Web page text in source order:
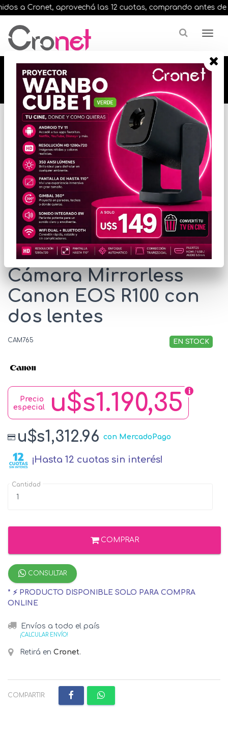
a Cronet, aprovechá las 12 cuotas, comprando antes de
🔥🔥🔥 12 cuotas, en todos nuestros artículos,
comprando antes de las 13 hrs. envíos en el
día 🔥🔥🔥
Inicio VIDEO CAMARAS DIGITALES
* Las imágenes se exhiben con fines ilustrativos.
Cámara Mirrorless
Canon EOS R100 con
dos lentes
CAM765 EN STOCK
u$s1.190,35
Precio
especial
u$s1,312.96 con MercadoPago
¡Hasta 12 cuotas sin interés!
Cantidad
COMPRAR
CONSULTAR
* ⚡ PRODUCTO DISPONIBLE SOLO PARA COMPRA
ONLINE
Envíos a todo el país
¡CALCULAR ENVÍO!
Retirá en Cronet.
COMPARTIR: